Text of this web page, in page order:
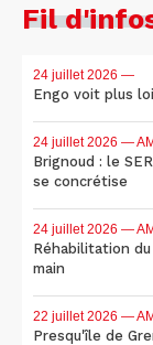
Fil
24 juillet 2026 —
Engo voit plus
24 juillet 2026 —
Brignoud : le
se concrétise
24 juillet 2026 —
Réhabilitation
main
22 juillet 2026 —
Presqu'île de